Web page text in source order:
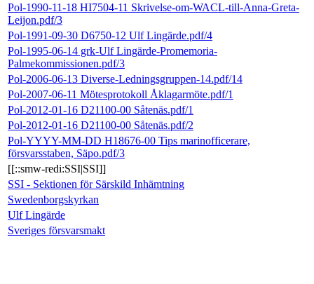
Pol-1990-11-18 HI7504-11 Skrivelse-om-WACL-till-Anna-Greta-
Leijon.pdf/3
Pol-1991-09-30 D6750-12 Ulf Lingärde.pdf/4
Pol-1995-06-14 grk-Ulf Lingärde-Promemoria-
Palmekommissionen.pdf/3
Pol-2006-06-13 Diverse-Ledningsgruppen-14.pdf/14
Pol-2007-06-11 Mötesprotokoll Åklagarmöte.pdf/1
Pol-2012-01-16 D21100-00 Såtenäs.pdf/1
Pol-2012-01-16 D21100-00 Såtenäs.pdf/2
Pol-YYYY-MM-DD H18676-00 Tips marinofficerare,
försvarsstaben, Säpo.pdf/3
[[::smw-redi:SSI|SSI]]
SSI - Sektionen för Särskild Inhämtning
Swedenborgskyrkan
Ulf Lingärde
Sveriges försvarsmakt